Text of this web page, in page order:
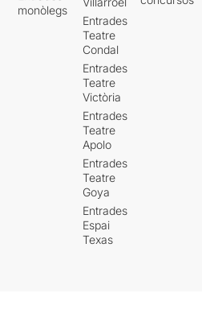
monòlegs
Entrades
Teatre
Condal
Entrades
Teatre
Victòria
Entrades
Teatre
Apolo
Entrades
Teatre
Goya
Entrades
Espai
Texas